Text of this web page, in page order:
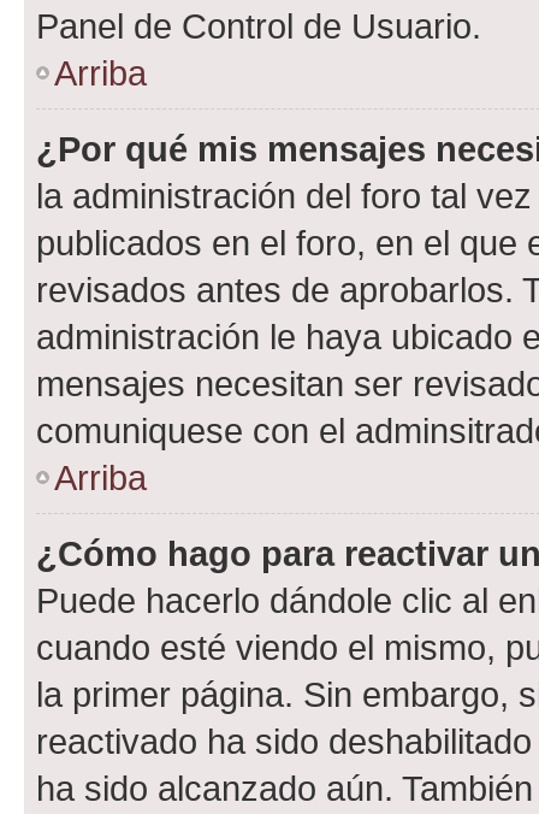
Panel de Control de Usuario.
Arriba
¿Por qué mis mensajes
la administración del foro tal
publicados en el foro, en el
revisados antes de aprobarlos.
administración le haya ubicado
mensajes necesitan ser
comuniquese con el
Arriba
¿Cómo hago para reactivar
Puede hacerlo dándole clic al
cuando esté viendo el mismo,
la primer página. Sin embargo,
reactivado ha sido
ha sido alcanzado aún.